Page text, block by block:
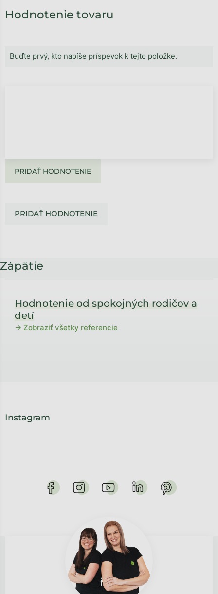
Hodnotenie tovaru
Buďte prvý, kto napíše príspevok k tejto položke.
PRIDAŤ HODNOTENIE
PRIDAŤ HODNOTENIE
Zápätie
Hodnotenie od spokojných rodičov a
detí
→ Zobraziť všetky referencie
Instagram